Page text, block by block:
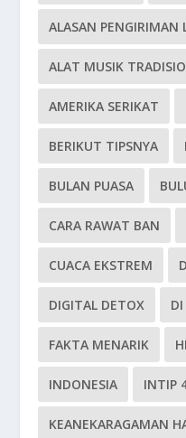
ALASAN PENGIRIMAN
ALAT MUSIK
AMERIKA SERIKAT
BERIKUT TIPSNYA
BULAN PUASA
CARA RAWAT BAN
CUACA EKSTREM
DIGITAL DETOX
FAKTA MENARIK
INDONESIA INTIP
KEANEKARAGAMAN